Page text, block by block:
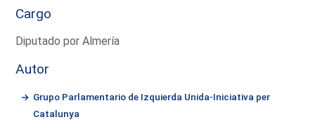
Cargo
Diputado por Almería
Autor
Grupo Parlamentario de Izquierda Unida-Iniciativa per
Catalunya